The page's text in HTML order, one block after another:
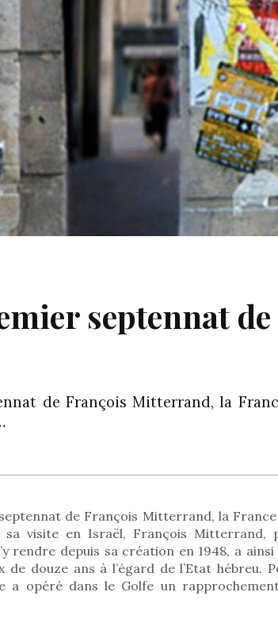
septennat
de François Mitterrand, la
de François Mitterrand, la
sa visite en Israël, François Mitterrand,
rendre depuis sa création en 1948, a
de douze ans à l’égard de l’Etat hébreu.
a opéré dans le Golfe un